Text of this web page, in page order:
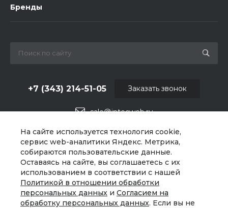
На сайте используется технология cookie,
сервис web-аналитики Яндекс. Метрика,
собираются пользовательские данные.
Оставаясь на сайте, вы соглашаетесь с их
использованием в соответствии с нашей
Политикой в отношении обработки
персональных данных и Согласием на
обработку персональных данных. Если вы не
Бренды
sale@intecweb.ru
+7 (343) 214-51-05
г. Екатеринбург, Варшавское ш., 159, оф 206
Заказать звонок